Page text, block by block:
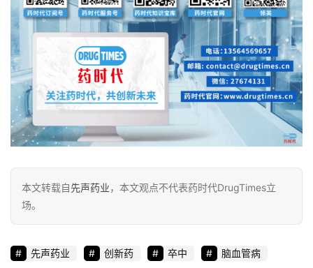
本文转载自先声药业，本文观点不代表药时代DrugTimes立
场。
先声药业 创新药 卒中 脑血管病